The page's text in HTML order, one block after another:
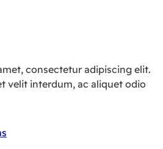
consectetur adipiscing elit.
velit interdum, ac aliquet odio